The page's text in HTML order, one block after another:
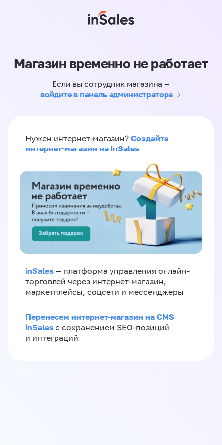
Магазин временно не работает
Если вы сотрудник магазина —
войдите в панель администратора
Нужен интернет-магазин? Создайте
интернет-магазин на InSales
inSales — платформа управления онлайн-
торговлей через интернет-магазин,
маркетплейсы, соцсети и мессенджеры
Перенесем интернет-магазин на CMS
inSales с сохранением SEO-позиций
и интеграций